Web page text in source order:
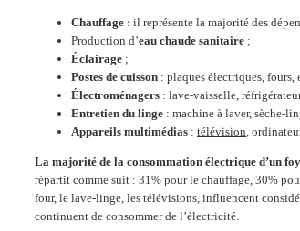
Chauffage : il représente la majorité des
Production d’eau chaude sanitaire ;
Éclairage ;
Postes de cuisson : plaques électriques, fours,
Électroménagers : lave-vaisselle,
Entretien du linge : machine à laver, sèche-
Appareils multimédias : télévision ,
La majorité de la consommation électrique d’un
répartit comme suit : 31% pour le chauffage, 30%
four, le lave-linge, les télévisions, influencent
continuent de consommer de l’électricité.